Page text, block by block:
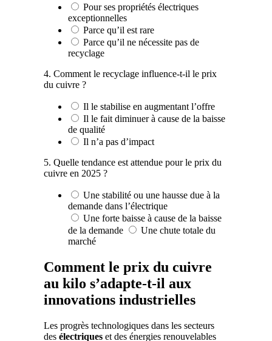
Pour ses propriétés électriques
exceptionnelles
Parce qu’il est rare
Parce qu’il ne nécessite pas de
recyclage
4. Comment le recyclage influence-t-il le prix
du cuivre ?
Il le stabilise en augmentant l’offre
Il le fait diminuer à cause de la baisse
de qualité
Il n’a pas d’impact
5. Quelle tendance est attendue pour le prix du
cuivre en 2025 ?
Une stabilité ou une hausse due à la
demande dans l’électrique
Une forte baisse à cause de la baisse
de la demande
Une chute totale du
marché
Comment le prix du cuivre
au kilo s’adapte-t-il aux
innovations industrielles
Les progrès technologiques dans les secteurs
des électriques et des énergies renouvelables